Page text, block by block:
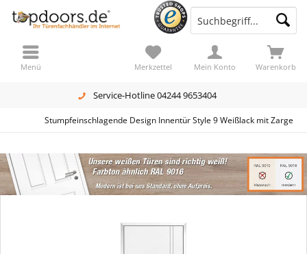
Service-Hotline 04244 9653404
Warenkorb
Merkzettel Mein Konto
Menü
Stumpfeinschlagende Design Innentür Style 9 Weißlack mit Zarge